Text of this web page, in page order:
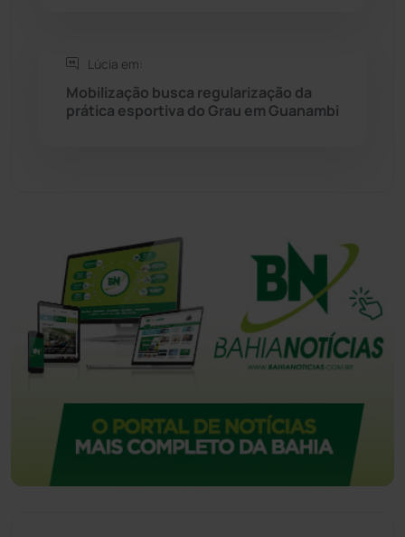
Lúcia em:
Mobilização busca regularização da
prática esportiva do Grau em Guanambi